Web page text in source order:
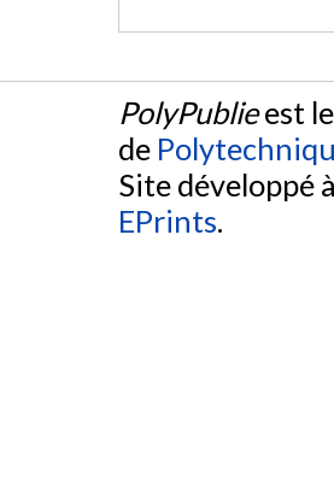
PolyPublieest
de
Site développé
EPrints.